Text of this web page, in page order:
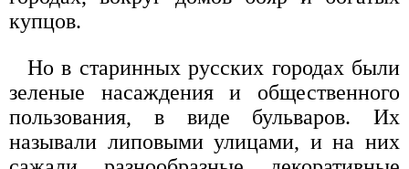
купцов.
Но в старинных русских городах были
зеленые насаждения и общественного
пользования, в виде бульваров. Их
называли липовыми улицами, и на них